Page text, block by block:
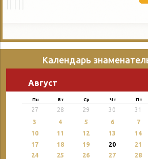
Календарь
Август
Пн Вт Ср Чт Пт
27 28 29 30 31
3 4 5 6 7
10
11 12 13 14
17
18 19 20 21
24 25 26 27 28